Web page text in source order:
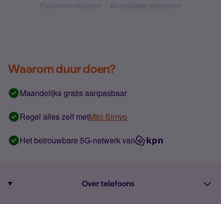
Forumvoorwaarden Accessibility statement
Waarom duur doen?
Maandelijks gratis aanpasbaar
Regel alles zelf metMijn Simyo
Het betrouwbare 5G-netwerk van
Over telefoons